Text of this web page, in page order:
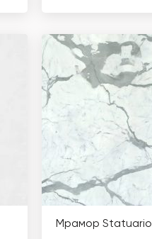
Мрамор Statuario